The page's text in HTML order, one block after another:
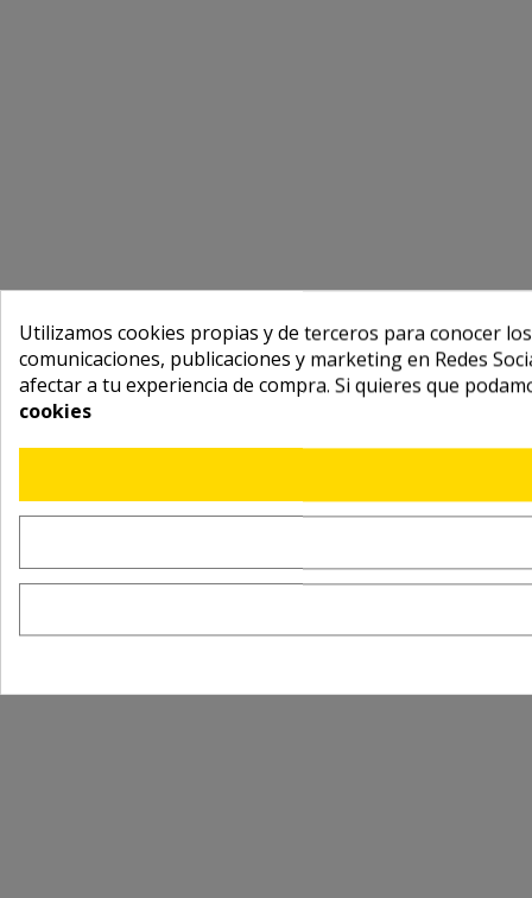
Utilizamos cookies propias y de terceros para conocer
comunicaciones, publicaciones y marketing en Redes
afectar a tu experiencia de compra. Si quieres que
cookies